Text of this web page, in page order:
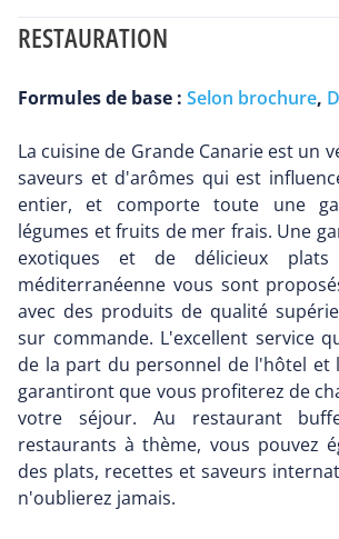
RESTAURATION
Formules de base : Selon brochure,
La cuisine de Grande Canarie est un
saveurs et d'arômes qui est
entier, et comporte toute une
légumes et fruits de mer frais. Une
exotiques et de délicieux
méditerranéenne vous sont
avec des produits de qualité
sur commande. L'excellent service
de la part du personnel de l'hôtel et
garantiront que vous profiterez de
votre séjour. Au restaurant
restaurants à thème, vous pouvez
des plats, recettes et saveurs
n'oublierez jamais.